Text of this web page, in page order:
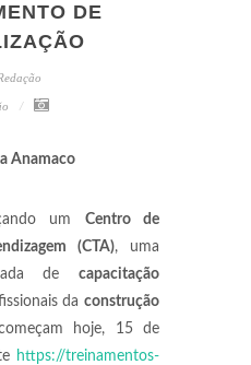
DE
Anamaco
um Centro de
(CTA), uma
de capacitação
da construção
hoje, 15 de
https://treinamentos-